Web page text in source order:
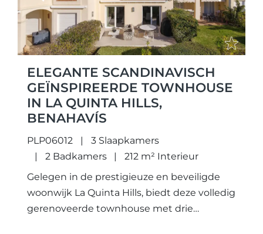
ELEGANTE SCANDINAVISCH
GEÏNSPIREERDE TOWNHOUSE
IN LA QUINTA HILLS,
BENAHAVÍS
PLP06012
3 Slaapkamers
2 Badkamers
212 m² Interieur
Gelegen in de prestigieuze en beveiligde
woonwijk La Quinta Hills, biedt deze volledig
gerenoveerde townhouse met drie